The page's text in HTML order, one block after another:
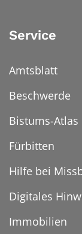
Service
Amtsblatt
Beschwerde
Bistums-Atlas
Fürbitten
Hilfe bei
Digitales
Immobilien